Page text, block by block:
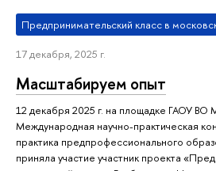
Предпринимательский класс в
17 декабря, 2025 г.
Масштабируем опыт
12 декабря 2025 г. на площадке ГАОУ
Международная научно-практическая
практика предпрофессионального
приняла участие участник проекта